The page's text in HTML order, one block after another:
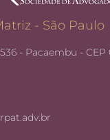
- São Paulo
- Pacaembu - CEP